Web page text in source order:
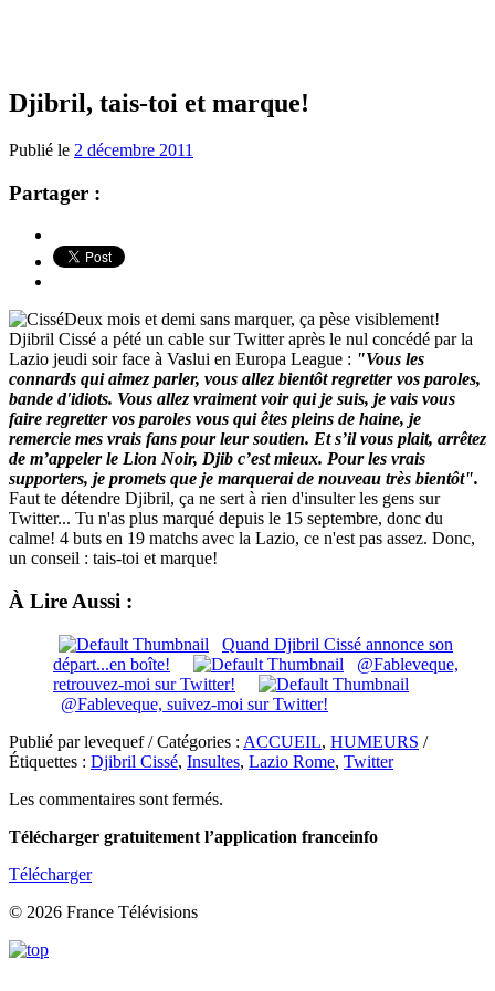
Djibril, tais-toi et marque!
Publié le 2 décembre 2011
Partager :
Deux mois et demi sans marquer, ça pèse visiblement!
Djibril Cissé a pété un cable sur Twitter après le nul concédé par la
Lazio jeudi soir face à Vaslui en Europa League : "Vous les
connards qui aimez parler, vous allez bientôt regretter vos paroles,
bande d'idiots. Vous allez vraiment voir qui je suis, je vais vous
faire regretter vos paroles vous qui êtes pleins de haine, je
remercie mes vrais fans pour leur soutien. Et s’il vous plait, arrêtez
de m’appeler le Lion Noir, Djib c’est mieux. Pour les vrais
supporters, je promets que je marquerai de nouveau très bientôt".
Faut te détendre Djibril, ça ne sert à rien d'insulter les gens sur
Twitter... Tu n'as plus marqué depuis le 15 septembre, donc du
calme! 4 buts en 19 matchs avec la Lazio, ce n'est pas assez. Donc,
un conseil : tais-toi et marque!
À Lire Aussi :
Quand Djibril Cissé annonce son
départ...en boîte!
@Fableveque,
retrouvez-moi sur Twitter!
@Fableveque, suivez-moi sur Twitter!
Publié par levequef / Catégories : ACCUEIL, HUMEURS /
Étiquettes : Djibril Cissé, Insultes, Lazio Rome, Twitter
Les commentaires sont fermés.
Télécharger gratuitement l’application franceinfo
Télécharger
© 2026 France Télévisions